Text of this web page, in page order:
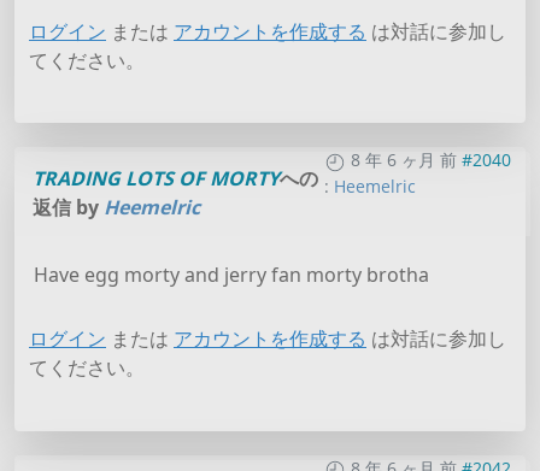
ログイン または アカウントを作成する は対話に参加し
てください。
8 年 6 ヶ月 前 #2040
: Heemelric
TRADING LOTS OF MORTYへの
返信 by Heemelric
Have egg morty and jerry fan morty brotha
ログイン または アカウントを作成する は対話に参加し
てください。